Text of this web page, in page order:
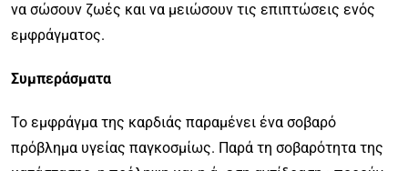
να σώσουν ζωές και να μειώσουν τις επιπτώσεις ενός
εμφράγματος.
Συμπεράσματα
Το εμφράγμα της καρδιάς παραμένει ένα σοβαρό
πρόβλημα υγείας παγκοσμίως. Παρά τη σοβαρότητα της